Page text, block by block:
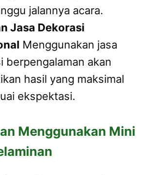
jalannya acara.
Jasa Dekorasi
Menggunakan jasa
berpengalaman akan
hasil yang maksimal
ekspektasi.
Menggunakan Mini